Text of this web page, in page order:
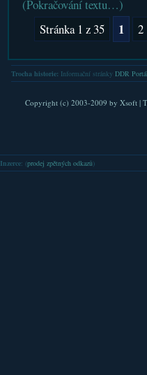
(Pokračování textu…)
Stránka 1 z 35
1 2
Trocha historie: Informační stránky DDR
Copyright (c) 2003-2009 by Xsoft|
Inzerce: (prodej zpětných odkazů )